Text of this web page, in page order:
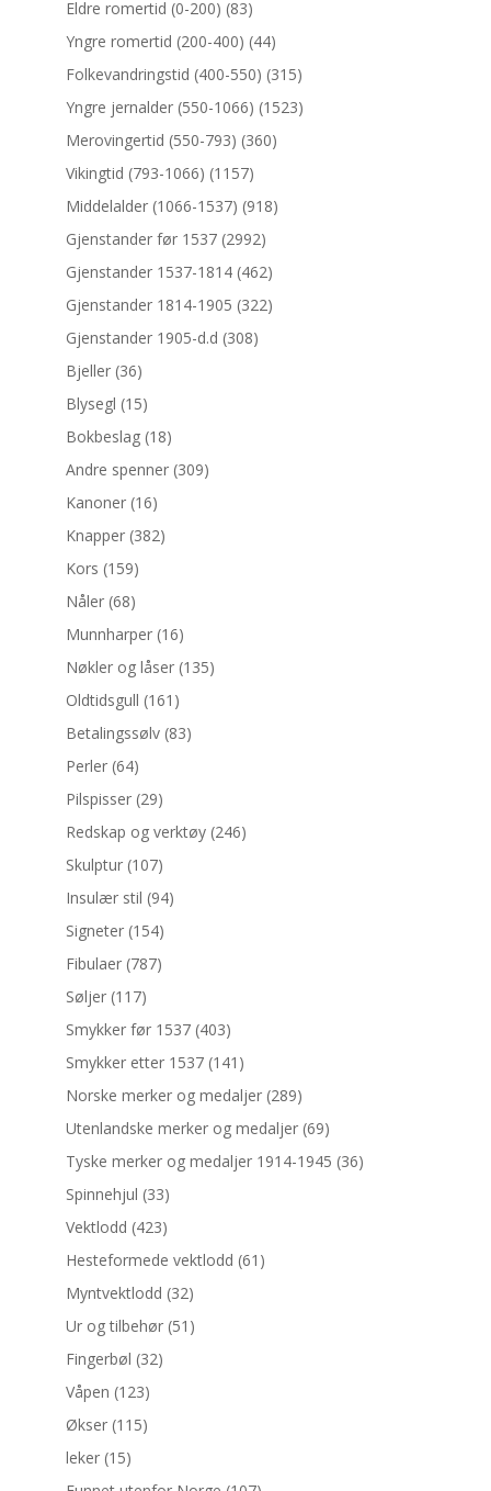
Eldre romertid (0-200) (83)
Yngre romertid (200-400) (44)
Folkevandringstid (400-550) (315)
Yngre jernalder (550-1066) (1523)
Merovingertid (550-793) (360)
Vikingtid (793-1066) (1157)
Middelalder (1066-1537) (918)
Gjenstander før 1537 (2992)
Gjenstander 1537-1814 (462)
Gjenstander 1814-1905 (322)
Gjenstander 1905-d.d (308)
Bjeller (36)
Blysegl (15)
Bokbeslag (18)
Andre spenner (309)
Kanoner (16)
Knapper (382)
Kors (159)
Nåler (68)
Munnharper (16)
Nøkler og låser (135)
Oldtidsgull (161)
Betalingssølv (83)
Perler (64)
Pilspisser (29)
Redskap og verktøy (246)
Skulptur (107)
Insulær stil (94)
Signeter (154)
Fibulaer (787)
Søljer (117)
Smykker før 1537 (403)
Smykker etter 1537 (141)
Norske merker og medaljer (289)
Utenlandske merker og medaljer (69)
Tyske merker og medaljer 1914-1945 (36)
Spinnehjul (33)
Vektlodd (423)
Hesteformede vektlodd (61)
Myntvektlodd (32)
Ur og tilbehør (51)
Fingerbøl (32)
Våpen (123)
Økser (115)
leker (15)